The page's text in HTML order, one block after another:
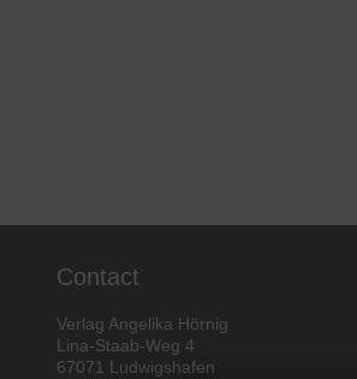
Contact
Verlag Angelika Hörnig
Lina-Staab-Weg 4
67071 Ludwigshafen